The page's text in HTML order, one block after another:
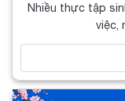
Nhiều thực tập
việc,